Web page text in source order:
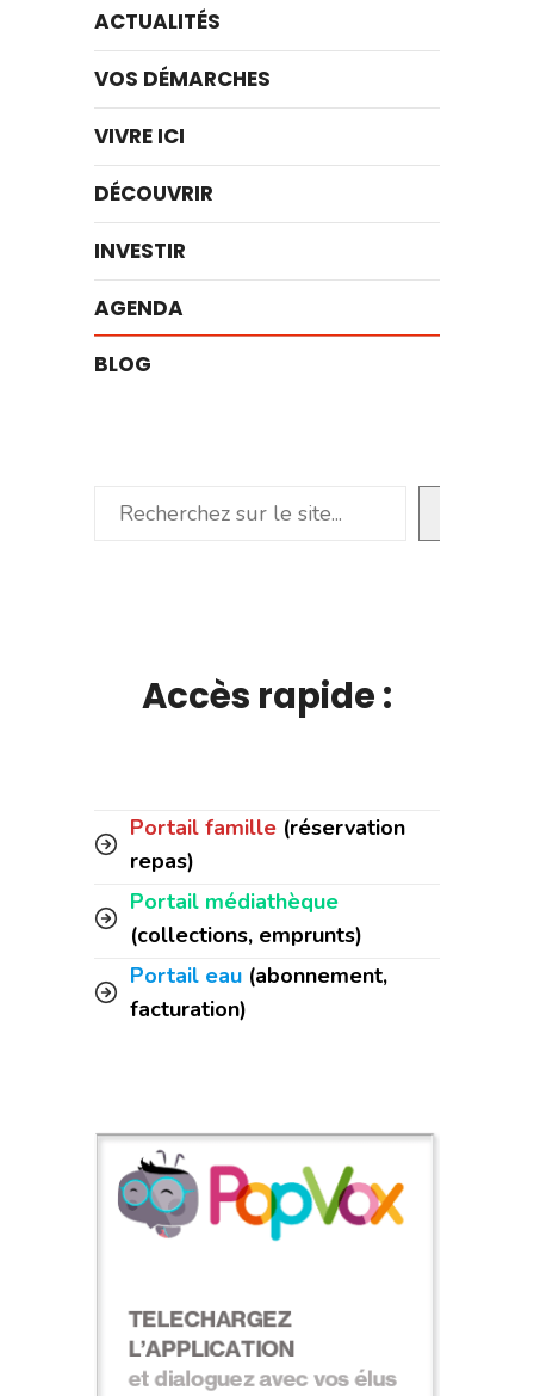
ACTUALITÉS
VOS DÉMARCHES
VIVRE ICI
DÉCOUVRIR
INVESTIR
AGENDA
BLOG
Rechercher
Accès rapide :
Portail famille (réservation
repas)
Portail médiathèque
(collections, emprunts)
Portail eau (abonnement,
facturation)